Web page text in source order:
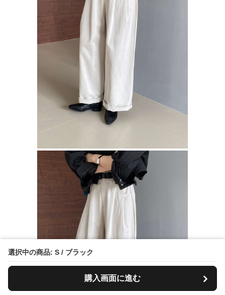
選択中の商品: S / ブラック
購入画面に進む